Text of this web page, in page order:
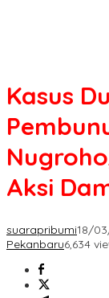
Kasus
Aksi
suarapribumi18/
Pekanbaru6,634